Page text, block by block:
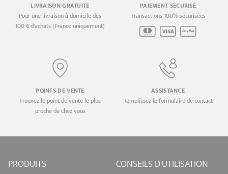
LIVRAISON GRATUITE
Pour une livraison à domicile dès
100 € d'achats (France uniquement)
PAIEMENT SÉCURISÉ
Transactions 100% sécurisées
POINTS DE VENTE
Trouvez le point de vente le plus
proche de chez vous
ASSISTANCE
Remplissez le formulaire de contact
PRODUITS CONSEILS D'UTILISATION